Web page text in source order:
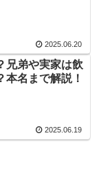
2025.06.20
兄弟や実家は飲
本名まで解説！
2025.06.19